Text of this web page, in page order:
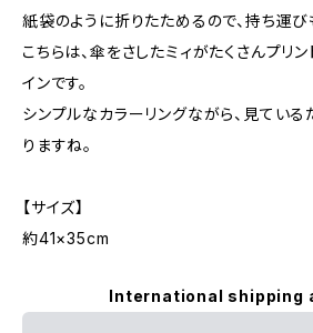
紙袋のように折りたためるので、持ち運
こちらは、傘をさしたミィがたくさんプリ
インです。
シンプルなカラーリングながら、見てい
りますね。
【サイズ】
約41×35cm
International shipping